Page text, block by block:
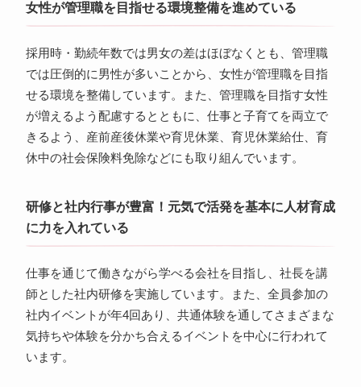
女性が管理職を目指せる環境整備を進めている
採用時・勤続年数では男女の差はほぼなくとも、管理職
では圧倒的に男性が多いことから、女性が管理職を目指
せる環境を整備しています。また、管理職を目指す女性
が増えるよう配慮するとともに、仕事と子育てを両立で
きるよう、産前産後休業や育児休業、育児休業給仕、育
休中の社会保険料免除などにも取り組んでいます。
研修と社内行事が豊富！元気で活発を基本に人材育成
に力を入れている
仕事を通じて働きながら学べる会社を目指し、社長を講
師とした社内研修を実施しています。また、全員参加の
社内イベントが年4回あり、共通体験を通してさまざまな
気持ちや体験を分かち合えるイベントを中心に行われて
います。